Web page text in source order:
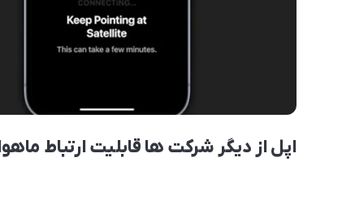
اپل از دیگر شرکت ها قابلیت ارتباط